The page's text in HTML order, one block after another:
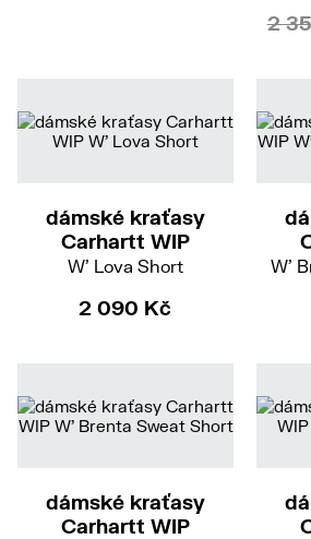
2
dámské kraťasy
Carhartt WIP
W' Lova Short
2 090 Kč
W'
dámské kraťasy
Carhartt WIP